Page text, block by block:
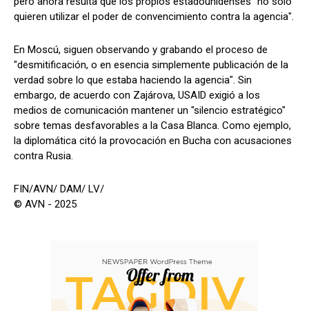
quieren utilizar el poder de convencimiento contra la agencia".
En Moscú, siguen observando y grabando el proceso de
"desmitificación, o en esencia simplemente publicación de la
verdad sobre lo que estaba haciendo la agencia". Sin
embargo, de acuerdo con Zajárova, USAID exigió a los
medios de comunicación mantener un "silencio estratégico"
sobre temas desfavorables a la Casa Blanca. Como ejemplo,
la diplomática citó la provocación en Bucha con acusaciones
contra Rusia.
FIN/AVN/ DAM/ LV/
© AVN - 2025